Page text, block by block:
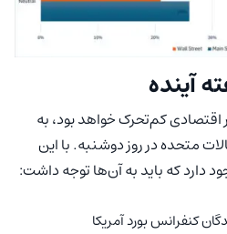
آینده
اقتصادی کم‌تحرک خواهد بود، به
متحده در روز دوشنبه. با این
دارد که باید به آن‌ها توجه داشت:
کنفرانس بورد آمریکا